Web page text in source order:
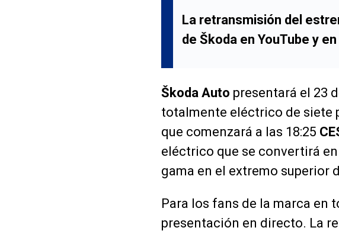
La retransmisión del
de Škoda en YouTube y
Škoda Auto presentará el 23
totalmente eléctrico de siete
que comenzará a las 18:25
eléctrico que se convertirá
gama en el extremo superior
Para los fans de la marca en
presentación en directo. La